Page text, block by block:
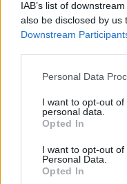
IAB’s list of
also be disclosed by us
Downstream
Personal Data
I want to opt-out
personal data.
Opted In
I want to opt-out
Personal Data.
Opted In
vaikus: jiems kilusi
Žinios | Lietuvos diena
vaiko gyvybių
Žinios | Lietuvos diena
Nufilmavo, kaip